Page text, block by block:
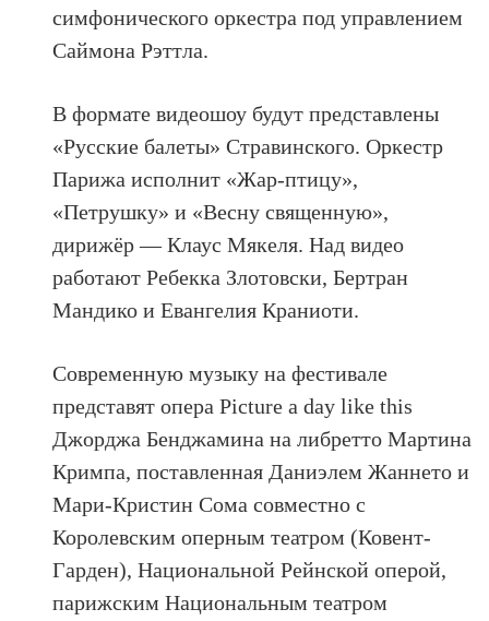
симфонического оркестра под управлением
Саймона Рэттла.
В формате видеошоу будут представлены
«Русские балеты» Стравинского. Оркестр
Парижа исполнит «Жар-птицу»,
«Петрушку» и «Весну священную»,
дирижёр — Клаус Мякеля. Над видео
работают Ребекка Злотовски, Бертран
Мандико и Евангелия Краниоти.
Современную музыку на фестивале
представят опера Picture a day like this
Джорджа Бенджамина на либретто Мартина
Кримпа, поставленная Даниэлем Жаннето и
Мари-Кристин Сома совместно с
Королевским оперным театром (Ковент-
Гарден), Национальной Рейнской оперой,
парижским Национальным театром